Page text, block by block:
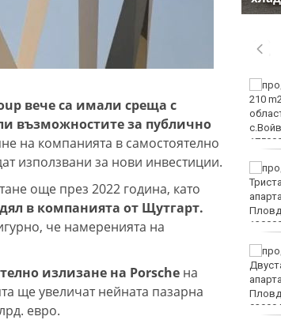
вече са имали среща с
възможностите за публично
на компанията в самостоятелно
използвани за нови инвестиции.
още през 2022 година, като
в компанията от Щутгарт.
че намеренията на
излизане на Porsche на
ще увеличат нейната пазарна
евро.
Затварят за кратко ул.
„Вълноломна“ в неделя
шофьори спипа КАТ за
ден